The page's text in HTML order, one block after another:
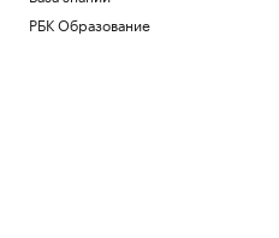
РБК Образование